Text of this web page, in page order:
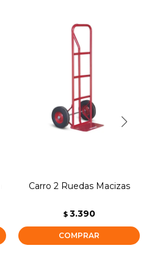
Carro 2 Ruedas Macizas
$ 3.390